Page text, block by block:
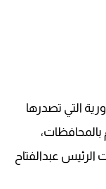
التي تصدرها
لسنة 2018 وتوجيهات الرئيس عبدالفتاح